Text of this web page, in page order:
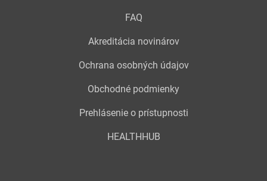
FAQ
Akreditácia novinárov
Ochrana osobných údajov
Obchodné podmienky
Prehlásenie o prístupnosti
HEALTHHUB